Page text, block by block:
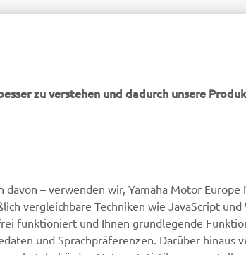
SUPPORT
Webshop Support
zu verstehen und dadurch unsere
– verwenden wir, Yamaha Motor Europe
vergleichbare Techniken wie JavaScript und
funktioniert und Ihnen grundlegende
und Sprachpräferenzen. Darüber hinaus
Nutzerstatistiken zu